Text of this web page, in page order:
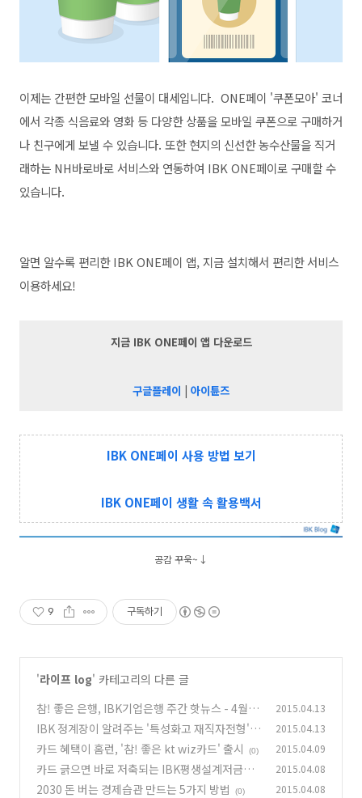
이제는 간편한 모바일 선물이 대세입니다. ONE페이 '쿠폰모아' 코너
에서 각종 식음료와 영화 등 다양한 상품을 모바일 쿠폰으로 구매하거
나 친구에게 보낼 수 있습니다. 또한 현지의 신선한 농수산물을 직거
래하는 NH바로바로 서비스와 연동하여 IBK ONE페이로 구매할 수
있습니다.
알면 알수록 편리한 IBK ONE페이 앱, 지금 설치해서 편리한 서비스
이용하세요!
지금 IBK ONE페이 앱 다운로드
구글플레이 | 아이튠즈
IBK ONE페이 사용 방법 보기
IBK ONE페이 생활 속 활용백서
공감 꾸욱~↓
9 구독하기
'라이프 log' 카테고리의 다른 글
참! 좋은 은행, IBK기업은행 주간 핫뉴스 - 4월 2
주
(0)
2015.04.13
IBK 정계장이 알려주는 '특성화고 재직자전형'
(1편) (32)
2015.04.13
카드 혜택이 홈런, '참! 좋은 kt wiz카드' 출시 (0) 2015.04.09
카드 긁으면 바로 저축되는 IBK평생설계저금통
출시
(0)
2015.04.08
2030 돈 버는 경제습관 만드는 5가지 방법 (0) 2015.04.08